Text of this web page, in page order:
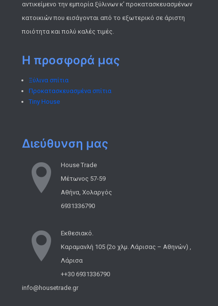
αντικείμενο την εμπορία ξύλινων κ’ προκατασκευασμένων
κατοικιών που εισάγονται από το εξωτερικό σε άριστη
ποιότητα και πολύ καλές τιμές.
Η προσφορά μας
Ξύλινα σπίτια
Προκατασκευασμένα σπίτια
Tiny House
Διεύθυνση μας
House Trade
Μέτωνος 57-59
Αθήνα, Χολαργός
6931336790
Εκθεσιακό.
Καραμανλή 105 (2ο χλμ. Λάρισας – Αθηνών) ,
Λάρισα
++30 6931336790
info@housetrade.gr